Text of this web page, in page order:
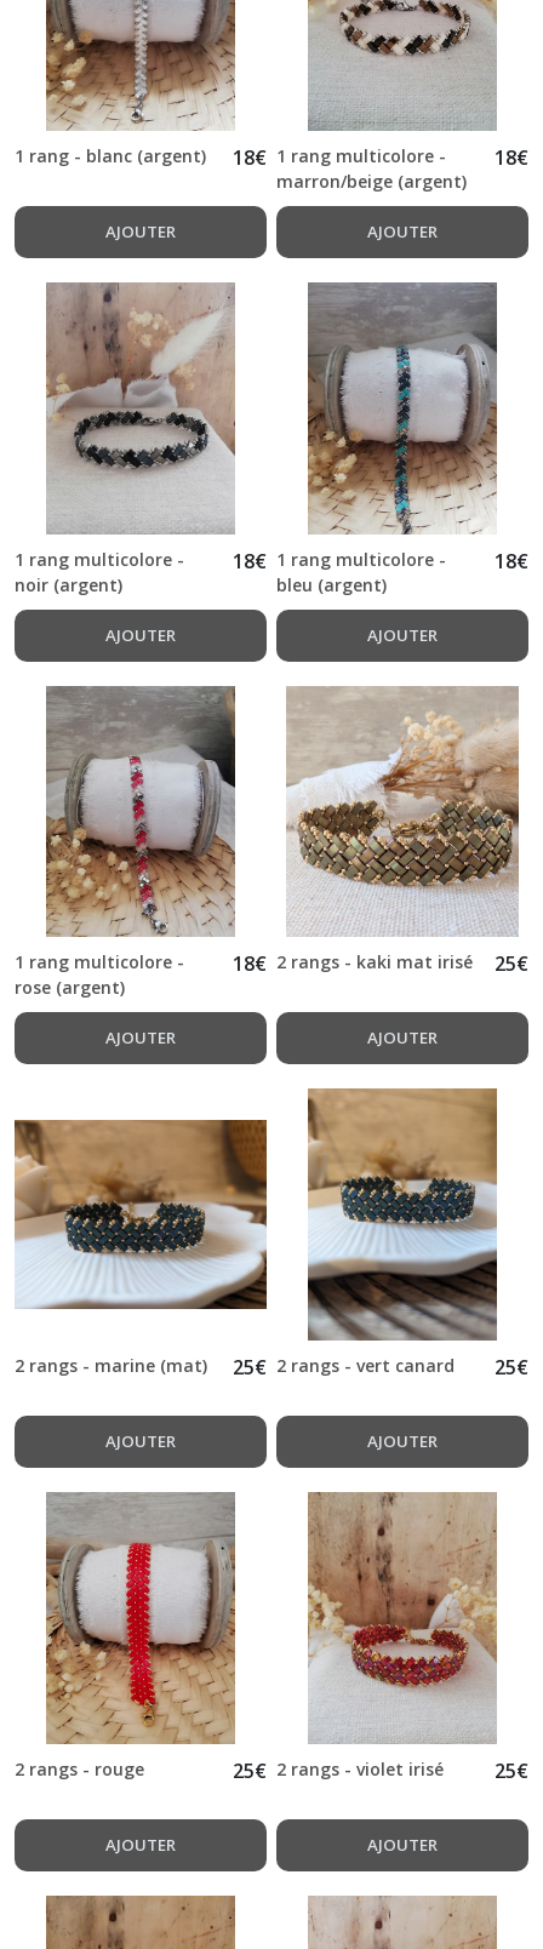
1 rang - blanc (argent) 18€
AJOUTER
1 rang multicolore -
marron/beige (argent)
18€
AJOUTER
1 rang multicolore -
noir (argent)
18€
AJOUTER
1 rang multicolore -
bleu (argent)
18€
AJOUTER
1 rang multicolore -
rose (argent)
18€
AJOUTER
2 rangs - kaki mat irisé 25€
AJOUTER
2 rangs - marine (mat) 25€
AJOUTER
2 rangs - vert canard 25€
AJOUTER
2 rangs - rouge 25€
AJOUTER
2 rangs - violet irisé 25€
AJOUTER